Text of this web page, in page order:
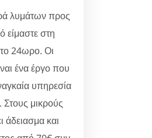
λυμάτων προς
είμαστε στη
24ωρο. Οι
ένα έργο που
υπηρεσία
μικρούς
άδειασμα και